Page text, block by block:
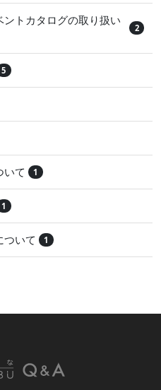
トカタログの取り扱い
2
5
いて 1
1
ついて 1